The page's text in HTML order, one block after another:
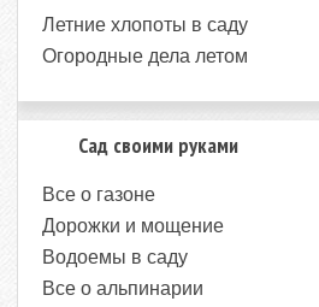
Летние хлопоты в саду
Огородные дела летом
Сад своими руками
Все о газоне
Дорожки и мощение
Водоемы в саду
Все о альпинарии